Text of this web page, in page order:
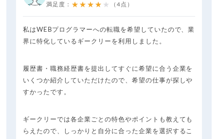
満足度： ★★★★★ （4点）
私はWEBプログラマーへの転職を希望していたので、業
界に特化しているギークリーを利用しました。
履歴書・職務経歴書を提出してすぐに希望に合う企業を
いくつか紹介していただけたので、希望の仕事が探しや
すかったです。
ギークリーでは各企業ごとの特色やポイントも教えても
らえたので、しっかりと自分に合った企業を選択するこ